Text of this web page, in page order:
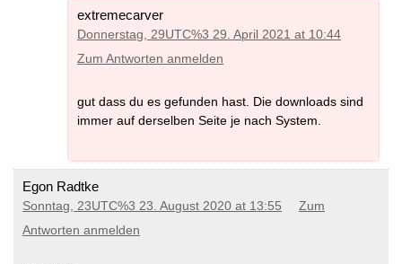
extremecarver
Donnerstag, 29UTC%3 29. April 2021 at 10:44
Zum Antworten anmelden
gut dass du es gefunden hast. Die downloads sind
immer auf derselben Seite je nach System.
Egon Radtke
Sonntag, 23UTC%3 23. August 2020 at 13:55
Zum
Antworten anmelden